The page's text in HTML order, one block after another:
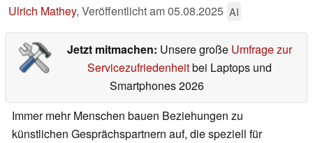
Ulrich Mathey, Veröffentlicht am05.08.2025 AI
Jetzt mitmachen: Unsere große Umfrage zur
Servicezufriedenheitbei Laptops und
Smartphones 2026
Immer mehr Menschen bauen Beziehungen zu
künstlichen Gesprächspartnern auf, die speziell für